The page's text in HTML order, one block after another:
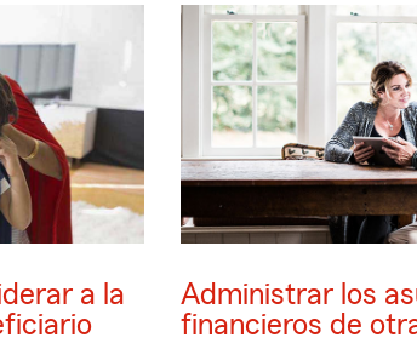
a la
Administrar los
financieros de